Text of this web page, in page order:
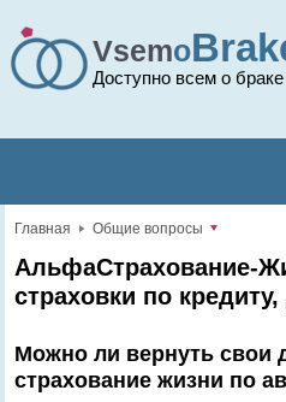
Vsemo
Доступно всем о
Главная Общие вопросы
АльфаСтрахование-
страховки по
Можно ли вернуть свои
страхование жизни по